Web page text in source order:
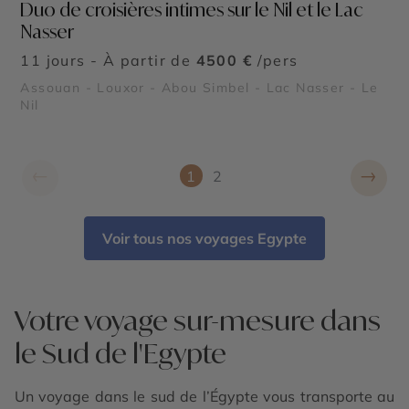
Duo de croisières intimes sur le Nil et le Lac
Nasser
11 jours - À partir de 4500 € /pers
Assouan - Louxor - Abou Simbel - Lac Nasser - Le
Nil
1 2 →
Voir tous nos voyages Egypte
Votre voyage sur-mesure dans
le Sud de l'Egypte
Un voyage dans le sud de l’Égypte vous transporte au